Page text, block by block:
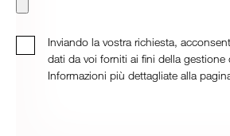
Inviando la vostra richiesta,
dati da voi forniti ai fini della gestione
Informazioni più dettagliate alla